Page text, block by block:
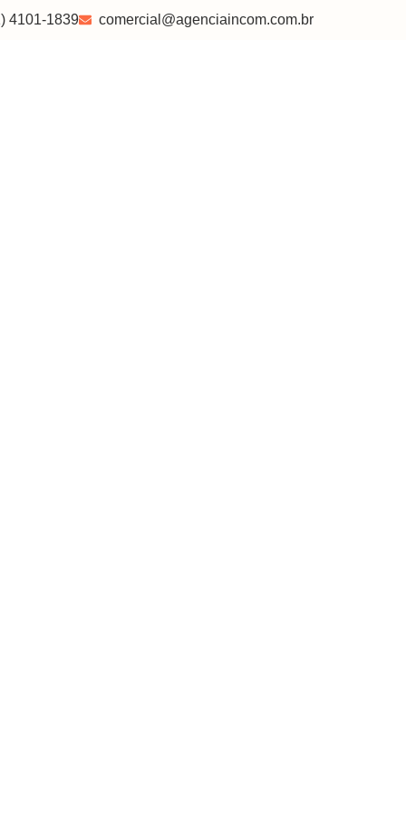
4101-1839 comercial@agenciaincom.com.br